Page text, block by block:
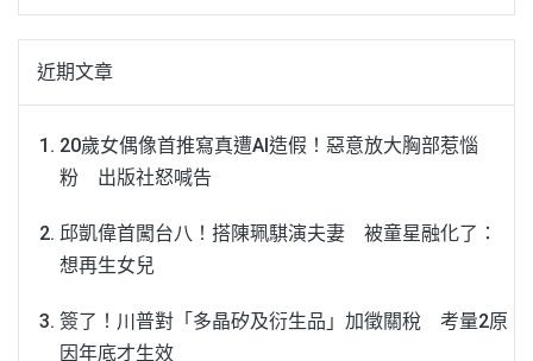
近期文章
20歲女偶像首推寫真遭AI造假！惡意放大胸部惹惱
粉 出版社怒喊告
邱凱偉首闖台八！搭陳珮騏演夫妻 被童星融化了：
想再生女兒
簽了！川普對「多晶矽及衍生品」加徵關稅 考量2原
因年底才生效